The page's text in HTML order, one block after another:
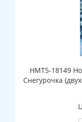
НМТ5-18149
Снегурочка